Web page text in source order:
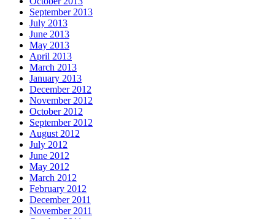
September 2013
July 2013
June 2013
May 2013
April 2013
March 2013
January 2013
December 2012
November 2012
October 2012
September 2012
August 2012
July 2012
June 2012
May 2012
March 2012
February 2012
December 2011
November 2011